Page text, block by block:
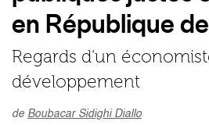
en République
Regards d'un
développement
de Boubacar Sidighi Diallo